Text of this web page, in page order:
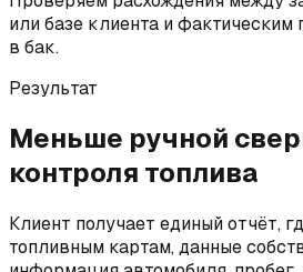
или базе клиента и фактическим
в бак.
Результат
Меньше ручной
контроля топлива
Клиент получает единый отчёт,
топливным картам, данные